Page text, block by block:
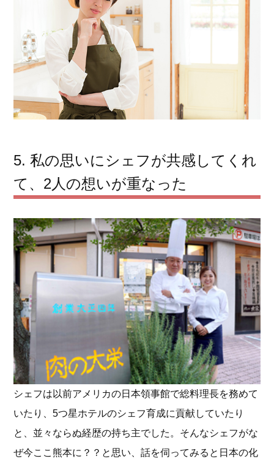
5. 私の思いにシェフが共感してくれ
て、2人の想いが重なった
シェフは以前アメリカの日本領事館で総料理長を務めて
いたり、5つ星ホテルのシェフ育成に貢献していたり
と、並々ならぬ経歴の持ち主でした。そんなシェフがな
ぜ今ここ熊本に？？と思い、話を伺ってみると日本の化